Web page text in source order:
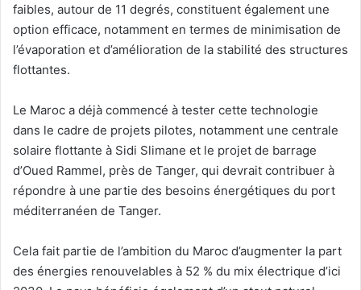
faibles, autour de 11 degrés, constituent également une
option efficace, notamment en termes de minimisation de
l’évaporation et d’amélioration de la stabilité des structures
flottantes.
Le Maroc a déjà commencé à tester cette technologie
dans le cadre de projets pilotes, notamment une centrale
solaire flottante à Sidi Slimane et le projet de barrage
d’Oued Rammel, près de Tanger, qui devrait contribuer à
répondre à une partie des besoins énergétiques du port
méditerranéen de Tanger.
Cela fait partie de l’ambition du Maroc d’augmenter la part
des énergies renouvelables à 52 % du mix électrique d’ici